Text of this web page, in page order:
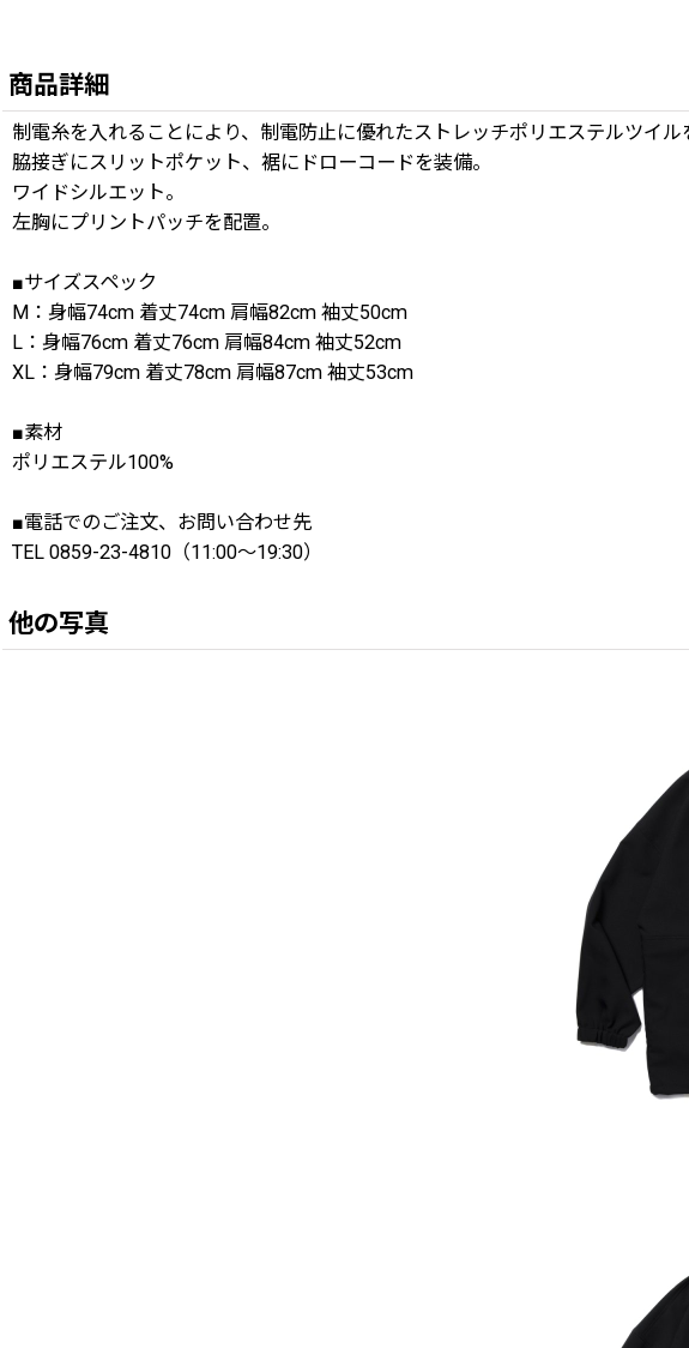
商品詳細
制電糸を入れることにより、制電防止に優れたストレッチポリエステルツイル
脇接ぎにスリットポケット、裾にドローコードを装備。
ワイドシルエット。
左胸にプリントパッチを配置。
■サイズスペック
M：身幅74cm 着丈74cm 肩幅82cm 袖丈50cm
L：身幅76cm 着丈76cm 肩幅84cm 袖丈52cm
XL：身幅79cm 着丈78cm 肩幅87cm 袖丈53cm
■素材
ポリエステル100%
■電話でのご注文、お問い合わせ先
TEL 0859-23-4810（11:00〜19:30）
他の写真